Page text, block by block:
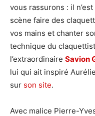
vous rassurons : il
scène faire des
vos mains et chanter
technique du
l’extraordinaire Savion
lui qui ait inspiré
sur son site.
Avec malice Pierre-